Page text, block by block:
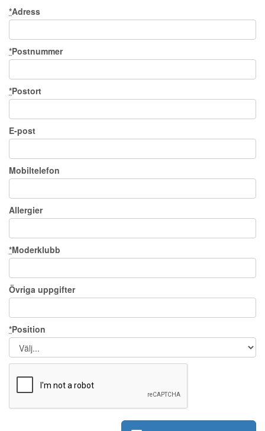
*Adress
*Postnummer
*Postort
E-post
Mobiltelefon
Allergier
*Moderklubb
Övriga uppgifter
*Position